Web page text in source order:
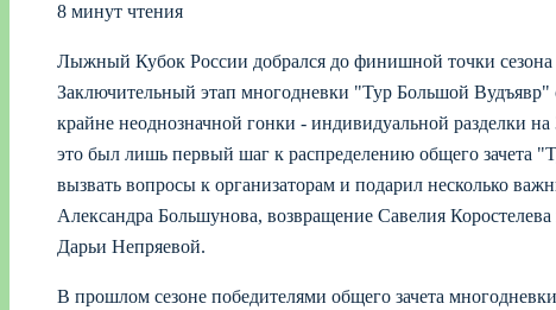
8 минут чтения
Лыжный Кубок России добрался до финишной точки
Заключительный этап многодневки "Тур Большой Вудъявр"
крайне неоднозначной гонки - индивидуальной разделки
это был лишь первый шаг к распределению общего зачета
вызвать вопросы к организаторам и подарил несколько
Александра Большунова, возвращение Савелия
Дарьи Непряевой.
В прошлом сезоне победителями общего зачета